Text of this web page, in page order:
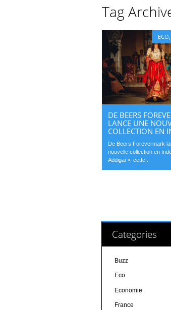
Tag
ECO,
DE BEERS
LANCE UNE
COLLECTION EN
De Beers Forevermark
nouvelle collection en
Addigai », cette...
Categories
Buzz
Eco
Economie
France